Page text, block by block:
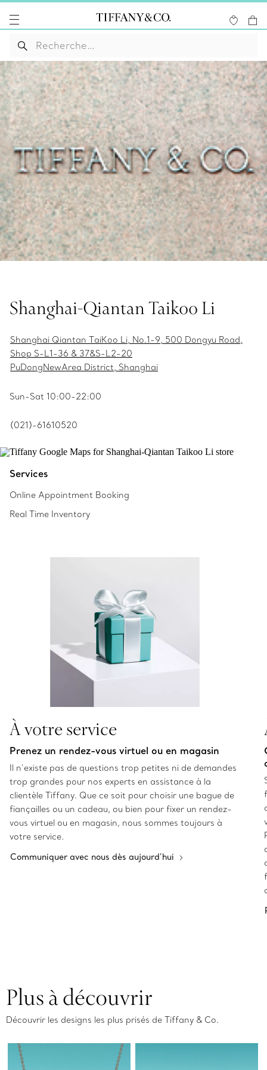
Shanghai-Qiantan Taikoo Li
Shanghai Qiantan TaiKoo Li, No.1-9, 500 Dongyu Road,
Shop S-L1-36 & 37&S-L2-20
PuDongNewArea District, Shanghai
Sun-Sat 10:00-22:00
(021)-61610520
Services
Online Appointment Booking
Real Time Inventory
À votre service
Prenez un rendez-vous virtuel ou en magasin
Il n’existe pas de questions trop petites ni de demandes
trop grandes pour nos experts en assistance à la
clientèle Tiffany. Que ce soit pour choisir une bague de
fiançailles ou un cadeau, ou bien pour fixer un rendez-
vous virtuel ou en magasin, nous sommes toujours à
votre service.
Communiquer avec nous dès aujourd’hui
Plus à découvrir
Découvrir les designs les plus prisés de Tiffany & Co.